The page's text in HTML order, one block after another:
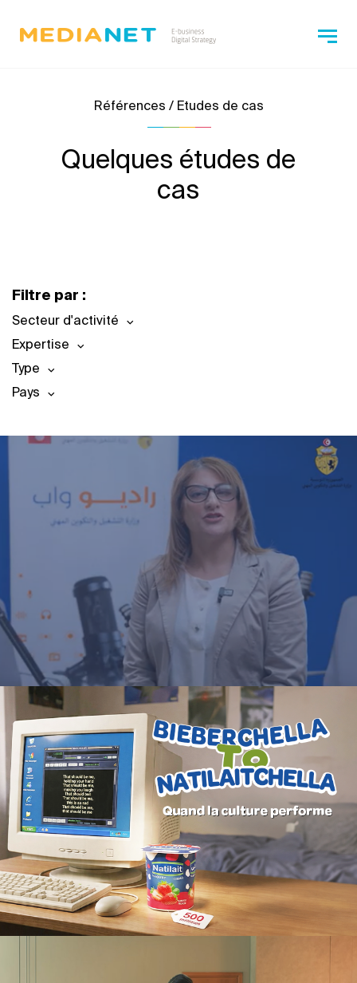
Références / Etudes de cas
Quelques études de
cas
Filtre par :
Secteur d'activité
Expertise
Type
Pays